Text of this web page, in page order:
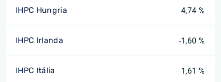
IHPC Hungria 4,74 %
IHPC Irlanda -1,60 %
IHPC Itália 1,61 %